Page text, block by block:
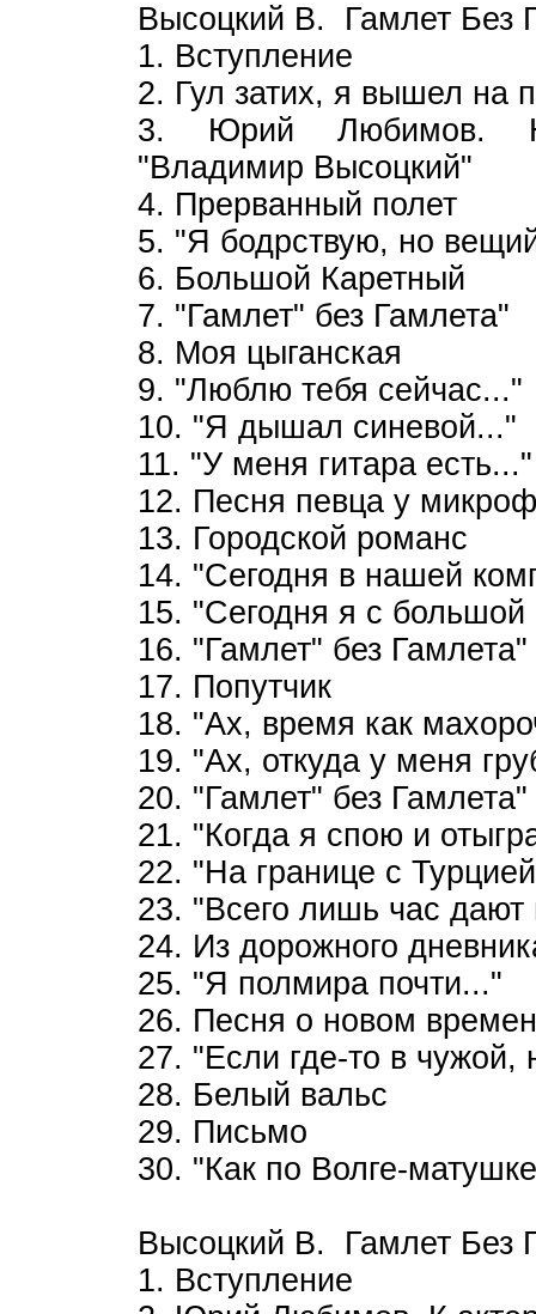
Высоцкий В. Гамлет Без
1. Вступление
2. Гул затих, я вышел на
3. Юрий Любимов.
"Владимир Высоцкий"
4. Прерванный полет
5. "Я бодрствую, но
6. Большой Каретный
7. "Гамлет" без Гамлета"
8. Моя цыганская
9. "Люблю тебя сейчас..."
10. "Я дышал синевой..."
11. "У меня гитара есть..."
12. Песня певца у
13. Городской романс
14. "Сегодня в нашей
15. "Сегодня я с большой
16. "Гамлет" без Гамлета"
17. Попутчик
18. "Ах, время как
19. "Ах, откуда у меня
20. "Гамлет" без Гамлета"
21. "Когда я спою и
22. "На границе с
23. "Всего лишь час дают
24. Из дорожного
25. "Я полмира почти..."
26. Песня о новом
27. "Если где-то в чужой,
28. Белый вальс
29. Письмо
30. "Как по Волге-
Высоцкий В. Гамлет Без
1. Вступление